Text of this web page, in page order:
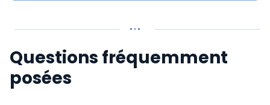
Questions fréquemment
posées